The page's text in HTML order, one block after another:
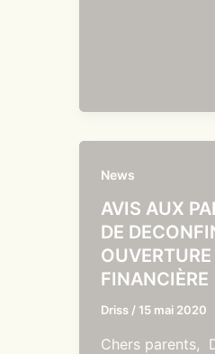
News
AVIS AUX
DE
FINANCIÈRE
Driss / 15 mai 2020
Chers parents,